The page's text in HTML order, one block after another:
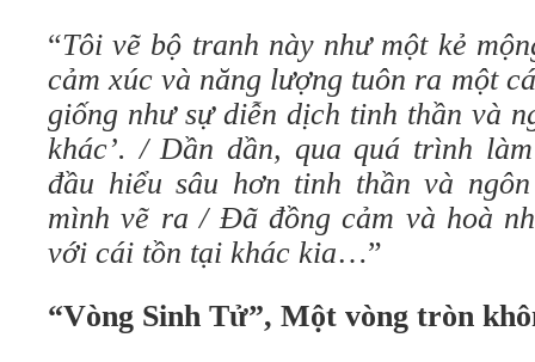
“Tôi vẽ bộ tranh này như một kẻ
cảm xúc và năng lượng tuôn ra một
giống như sự diễn dịch tinh thần và
khác’. /Dần dần, qua quá trình
đầu hiểu sâu hơn tinh thần và
mình vẽ ra / Đã đồng cảm và hoà
với cái tồn tại khác kia…”
“Vòng Sinh Tử”, Một vòng tròn